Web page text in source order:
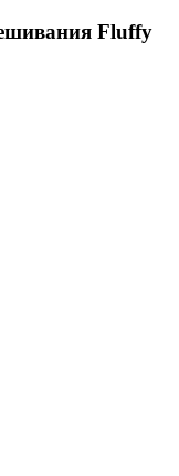
Fluffy